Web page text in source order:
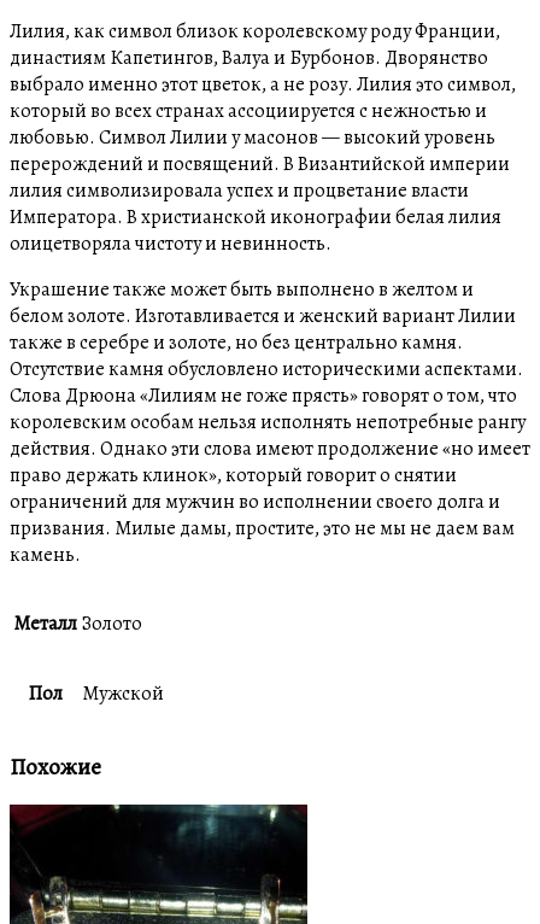
Лилия, как символ близок королевскому роду Франции,
династиям Капетингов, Валуа и Бурбонов. Дворянство
выбрало именно этот цветок, а не розу. Лилия это символ,
который во всех странах ассоциируется с нежностью и
любовью. Символ Лилии у масонов — высокий уровень
перерождений и посвящений. В Византийской империи
лилия символизировала успех и процветание власти
Императора. В христианской иконографии белая лилия
олицетворяла чистоту и невинность.
Украшение также может быть выполнено в желтом и
белом золоте. Изготавливается и женский вариант Лилии
также в серебре и золоте, но без центрально камня.
Отсутствие камня обусловлено историческими аспектами.
Слова Дрюона «Лилиям не гоже прясть» говорят о том, что
королевским особам нельзя исполнять непотребные рангу
действия. Однако эти слова имеют продолжение «но имеет
право держать клинок», который говорит о снятии
ограничений для мужчин во исполнении своего долга и
призвания. Милые дамы, простите, это не мы не даем вам
камень.
МеталлЗолото
Пол Мужской
Похожие